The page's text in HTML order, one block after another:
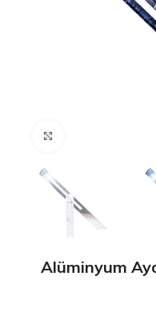
Büyütmek için
Alüminyum